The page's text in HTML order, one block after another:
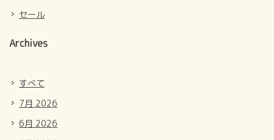
セール
Archives
すべて
7月 2026
6月 2026